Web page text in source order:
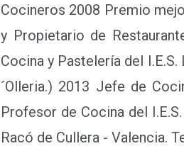
Tortilla de Patata 1999
Restaurante "El Palau" Vall
la Originalidad C.V. 2002
de cocina Española en
propio Restaurante Eliana
2008 2009/2010